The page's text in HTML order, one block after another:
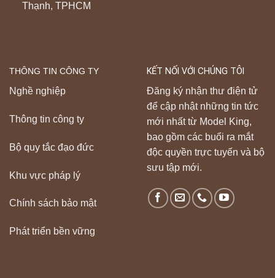
Thạnh, TPHCM
THÔNG TIN CÔNG TY
Nghề nghiệp
Thông tin công ty
Bộ quy tắc đạo đức
Khu vực pháp lý
Chính sách bảo mật
Phát triển bền vững
KẾT NỐI VỚI CHÚNG TÔI
Đăng ký nhận thư điện tử
để cập nhật những tin tức
mới nhất từ Model King,
bao gồm các buổi ra mắt
độc quyền trực tuyến và bộ
sưu tập mới.